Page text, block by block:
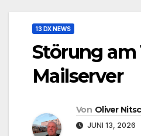
13 DX NEWS
Störung am
Mailserver
Von Oliver
JUNI 13, 2026